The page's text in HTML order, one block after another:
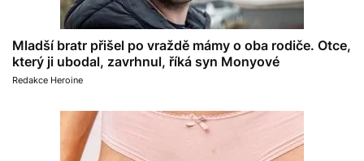
Mladší bratr přišel po vraždě mámy o oba rodiče. Otce,
který ji ubodal, zavrhnul, říká syn Monyové
Redakce Heroine